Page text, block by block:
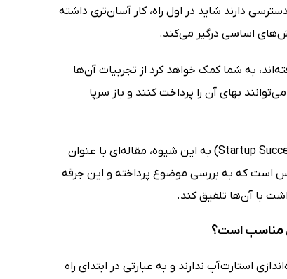
دارند شاید در اول راه، کار آسان‌تری داشته
اساسی درگیر می‌کند.
به شما کمک خواهد کرد از تجربیات آن‌ها
بهای آن را پرداخت کنند و باز سرپا
دلیل نگارش کتاب چرخه موفقیت استارت آپ‌ها چرخه اول کشف و شناسایی (Startup Success Cycle) به این شیوه، مقاله‌ای با عنوان
است که به بررسی موضوع پرداخته و این جرقه
با آن‌ها تلفیق کند.
مناسب است؟
استارت‌آپ ندارند و به عبارتی در ابتدای راه